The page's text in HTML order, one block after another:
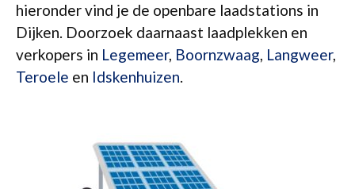
hieronder vind je de openbare laadstations in
Dijken. Doorzoek daarnaast laadplekken en
verkopers in Legemeer, Boornzwaag, Langweer,
Teroele en Idskenhuizen.